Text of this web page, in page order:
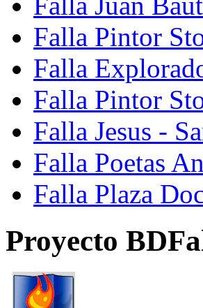
Falla Pintor
Falla
Falla Pintor
Falla Jesus -
Falla Poetas
Falla Plaza
Proyecto